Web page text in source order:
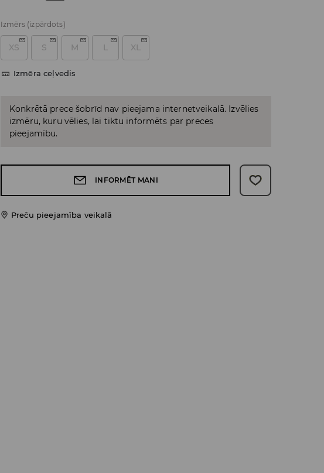
Izmērs (izpārdots)
XS S M L XL
Izmēra ceļvedis
Konkrētā prece šobrīd nav pieejama internetveikalā. Izvēlies
izmēru, kuru vēlies, lai tiktu informēts par preces
pieejamību.
INFORMĒT MANI
Preču pieejamība veikalā